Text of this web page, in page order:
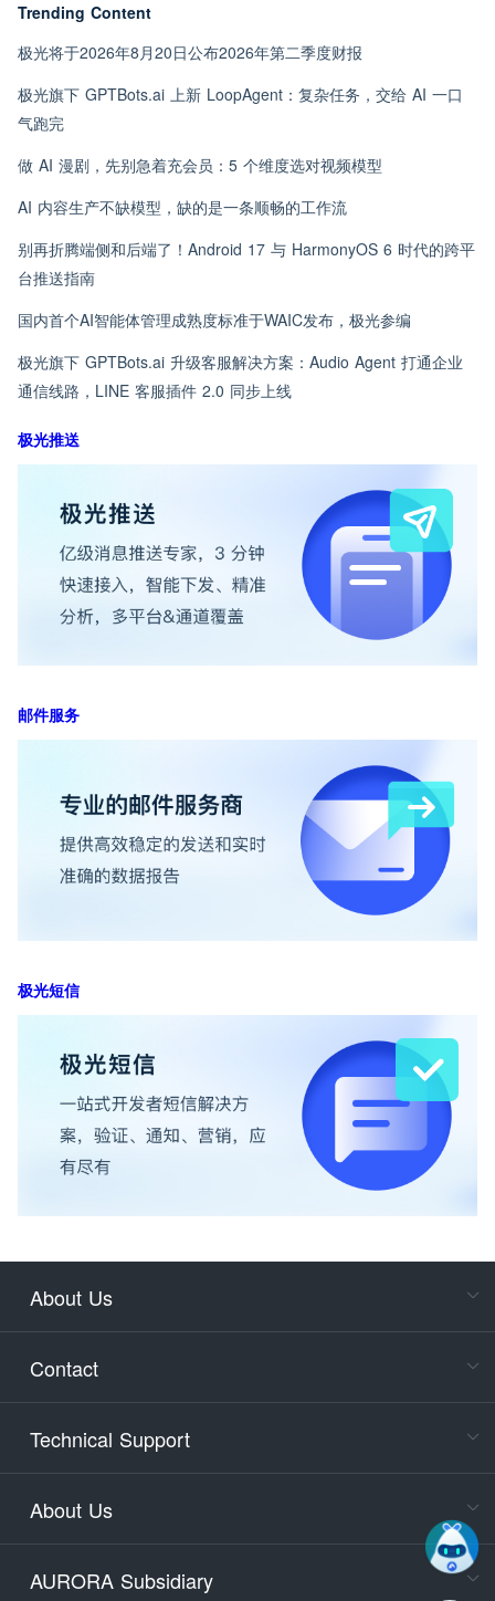
Trending Content
极光将于2026年8月20日公布2026年第二季度财报
极光旗下 GPTBots.ai 上新 LoopAgent：复杂任务，交给 AI 一口
气跑完
做 AI 漫剧，先别急着充会员：5 个维度选对视频模型
AI 内容生产不缺模型，缺的是一条顺畅的工作流
别再折腾端侧和后端了！Android 17 与 HarmonyOS 6 时代的跨平
台推送指南
国内首个AI智能体管理成熟度标准于WAIC发布，极光参编
极光旗下 GPTBots.ai 升级客服解决方案：Audio Agent 打通企业
通信线路，LINE 客服插件 2.0 同步上线
极光推送
邮件服务
极光短信
About Us
Contact
Technical Support
About Us
AURORA Subsidiary
days)
9:30-